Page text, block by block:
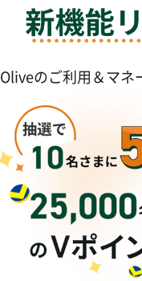
Oliveのご利用＆マネ